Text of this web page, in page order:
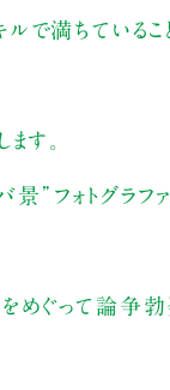
満ちているこ
す。
”フォトグラフ
ぐって論争勃発